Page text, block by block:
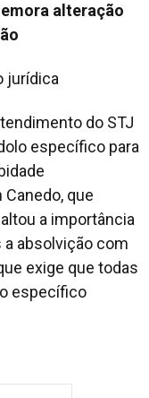
alteração
jurídica
do STJ
específico para
que
a importância
absolvição com
exige que todas
específico